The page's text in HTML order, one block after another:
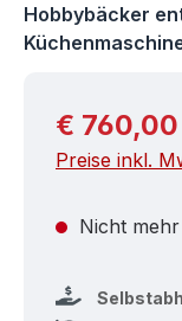
Hobbybäcker
Regulärer
€ 760,00
Preise inkl.
Nicht